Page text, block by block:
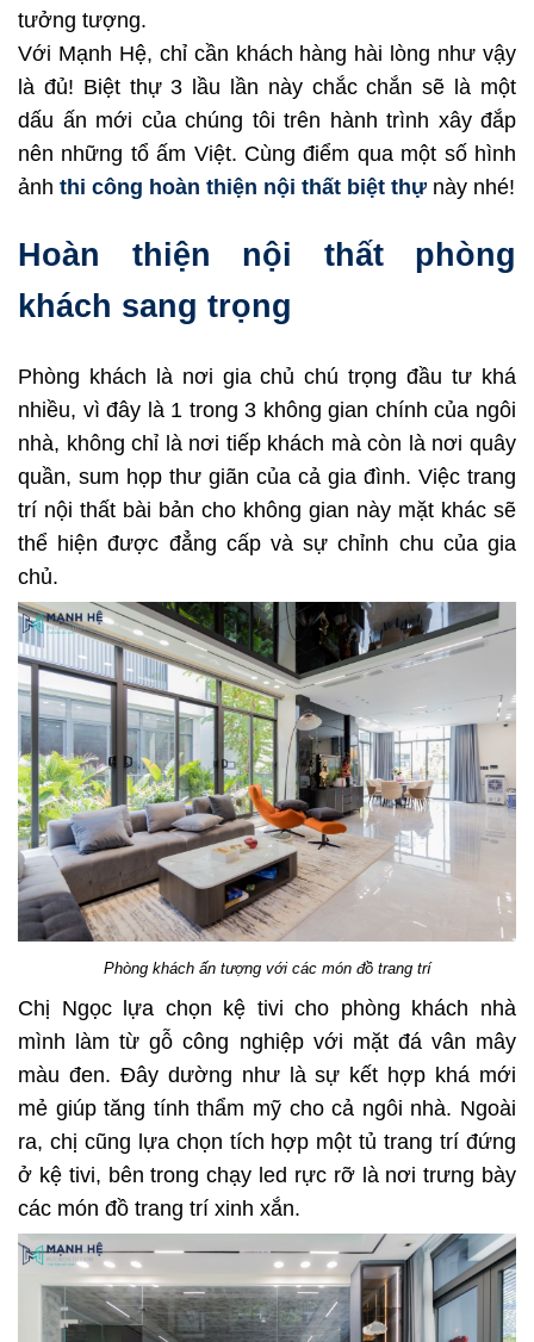
tưởng tượng.
Với Mạnh Hệ, chỉ cần khách hàng hài lòng như vậy
là đủ! Biệt thự 3 lầu lần này chắc chắn sẽ là một
dấu ấn mới của chúng tôi trên hành trình xây đắp
nên những tổ ấm Việt. Cùng điểm qua một số hình
ảnh thi công hoàn thiện nội thất biệt thự này nhé!
Hoàn thiện nội thất phòng
khách sang trọng
Phòng khách là nơi gia chủ chú trọng đầu tư khá
nhiều, vì đây là 1 trong 3 không gian chính của ngôi
nhà, không chỉ là nơi tiếp khách mà còn là nơi quây
quần, sum họp thư giãn của cả gia đình. Việc trang
trí nội thất bài bản cho không gian này mặt khác sẽ
thể hiện được đẳng cấp và sự chỉnh chu của gia
chủ.
Phòng khách ấn tượng với các món đồ trang trí
Chị Ngọc lựa chọn kệ tivi cho phòng khách nhà
mình làm từ gỗ công nghiệp với mặt đá vân mây
màu đen. Đây dường như là sự kết hợp khá mới
mẻ giúp tăng tính thẩm mỹ cho cả ngôi nhà. Ngoài
ra, chị cũng lựa chọn tích hợp một tủ trang trí đứng
ở kệ tivi, bên trong chạy led rực rỡ là nơi trưng bày
các món đồ trang trí xinh xắn.